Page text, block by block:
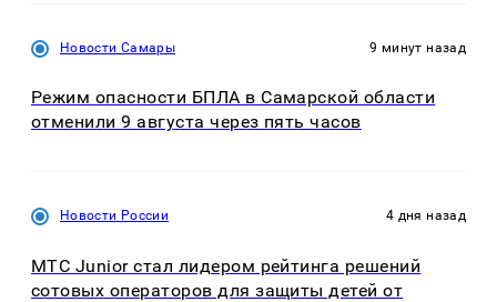
Новости Самары 9 минут назад
Режим опасности БПЛА в Самарской области
отменили 9 августа через пять часов
Новости России 4 дня назад
МТС Junior стал лидером рейтинга решений
сотовых операторов для защиты детей от